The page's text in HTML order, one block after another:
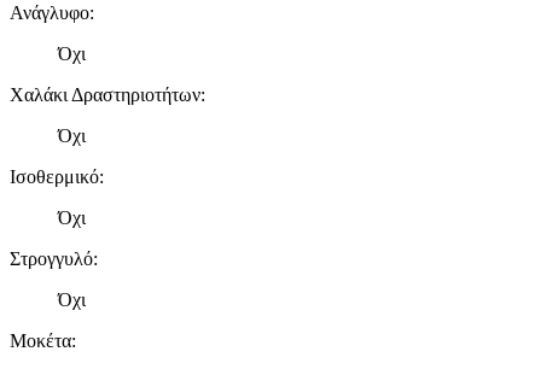
Ανάγλυφο:
Όχι
Χαλάκι Δραστηριοτήτων:
Όχι
Ισοθερμικό:
Όχι
Στρογγυλό:
Όχι
Μοκέτα: